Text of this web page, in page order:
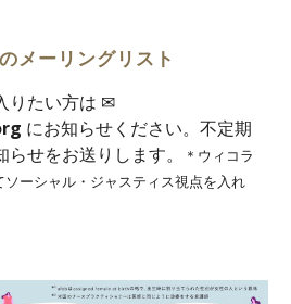
メーリングリスト
りたい方は ✉
にお知らせください。不定期
せをお送りします。
＊ウィコラ
ーシャル・ジャスティス視点を入れ